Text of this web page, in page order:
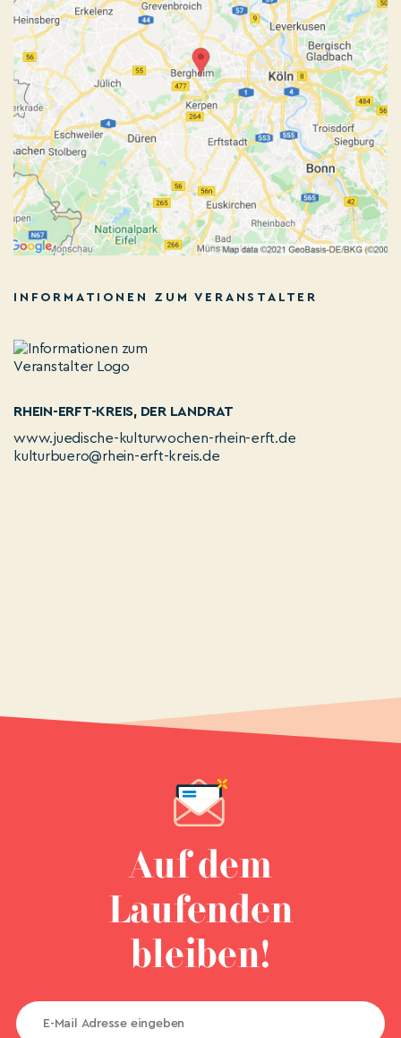
INFORMATIONEN ZUM VERANSTALTER
RHEIN-ERFT-KREIS, DER LANDRAT
www.juedische-kulturwochen-rhein-erft.de
kulturbuero@rhein-erft-kreis.de
Auf dem
Laufenden
bleiben!